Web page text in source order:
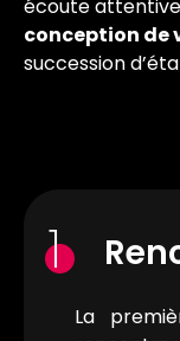
écoute attentive
conception de
succession
1
La